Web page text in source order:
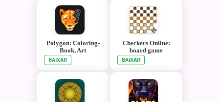
Polygon: Coloring-
Book, Art
BAIXAR
Checkers Online:
board game
BAIXAR